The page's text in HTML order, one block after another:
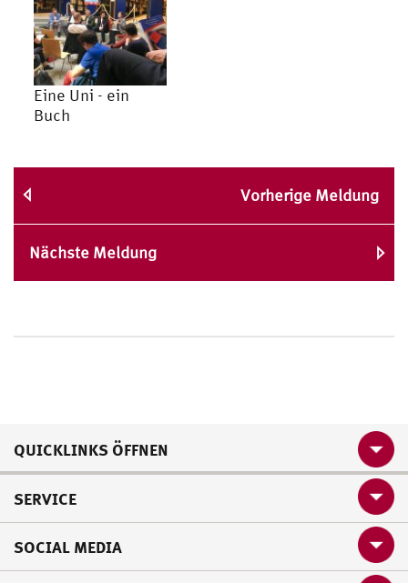
Eine Uni - ein
Buch
Vorherige Meldung
Nächste Meldung
QUICKLINKS ÖFFNEN
SERVICE
SOCIAL MEDIA